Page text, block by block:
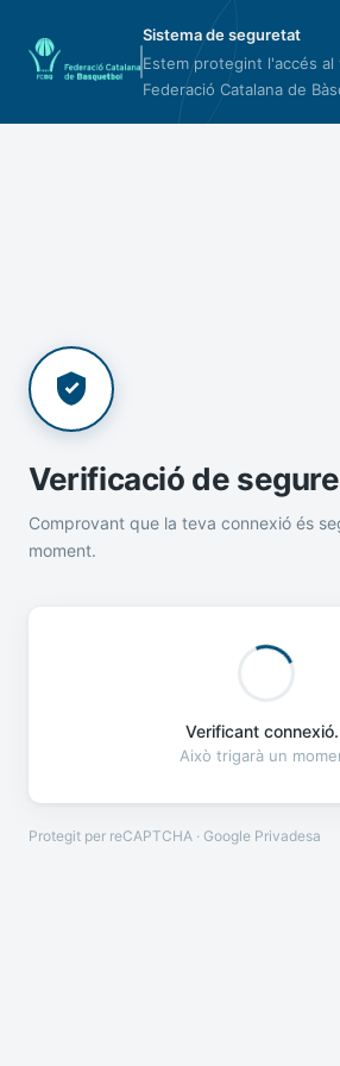
Sistema de seguretat
Estem protegint l'accés
Federació Catalana de
Verificació de
Comprovant que la teva connexió és
moment.
Verificant
Això trigarà un
Protegit per reCAPTCHA · Google Privadesa